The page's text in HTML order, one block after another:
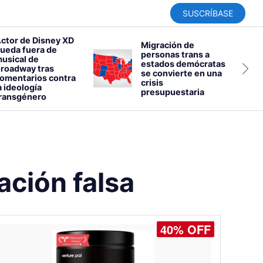
SUSCRÍBASE
de Disney XD
fuera de
de
tras
contra
ideología
Migración de
personas trans a
estados demócratas
se convierte en una
crisis
presupuestaria
falsa
40% OFF
30% OFF